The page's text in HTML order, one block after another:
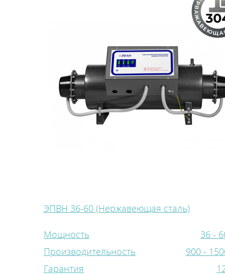
ЭПВН 36-60 (Нержавеющая сталь)
Мощность
36 -
Производительность
900 -
Гарантия